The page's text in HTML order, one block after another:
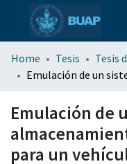
Home Tesis
Tesis
Emulación de
para un